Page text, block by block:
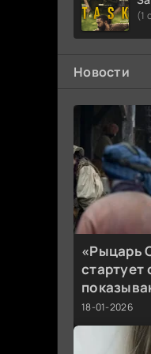
(1
Новости
«Рыцарь
стартует
18-01-2026